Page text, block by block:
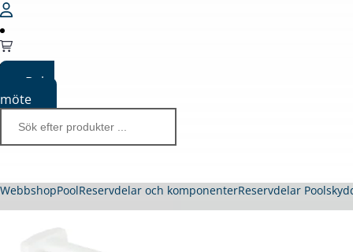
Boka
möte
WebbshopPoolReservdelar och komponenterReservdelar